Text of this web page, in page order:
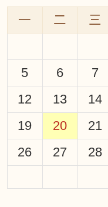
一 二 三
5
6 7
12
13 14
19
20 21
26
27 28